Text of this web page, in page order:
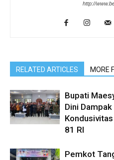
http://
RELATED ARTICLES MORE
Bupati
Dini
81 RI
Pemkot